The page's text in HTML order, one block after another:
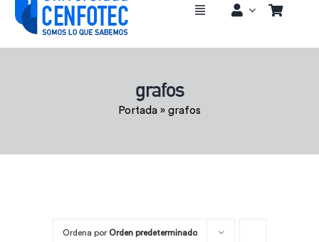
Toggle
Comprar ahora
grafos
Portada » grafos
Ordena por Orden predeterminado